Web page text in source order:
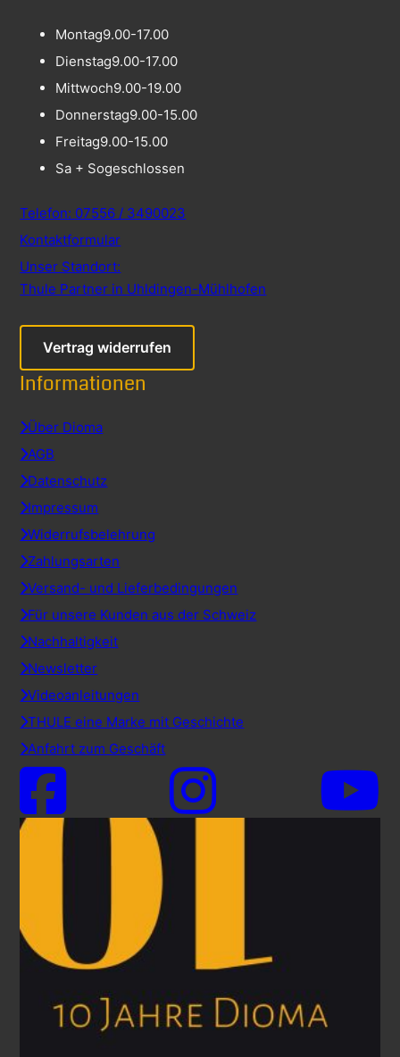
Montag9.00-17.00
Dienstag9.00-17.00
Mittwoch9.00-19.00
Donnerstag9.00-15.00
Freitag9.00-15.00
Sa + Sogeschlossen
Telefon: 07556 / 3490023
Kontaktformular
Unser Standort:
Thule Partner in Uhldingen-Mühlhofen
Vertrag widerrufen
Informationen
Über Dioma
AGB
Datenschutz
Impressum
Widerrufsbelehrung
Zahlungsarten
Versand- und Lieferbedingungen
Für unsere Kunden aus der Schweiz
Nachhaltigkeit
Newsletter
Videoanleitungen
THULE eine Marke mit Geschichte
Anfahrt zum Geschäft